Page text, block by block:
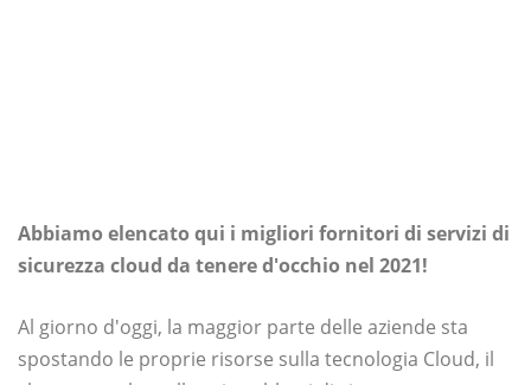
Abbiamo elencato qui i migliori fornitori di servizi di
sicurezza cloud da tenere d'occhio nel 2021!
Al giorno d'oggi, la maggior parte delle aziende sta
spostando le proprie risorse sulla tecnologia Cloud, il